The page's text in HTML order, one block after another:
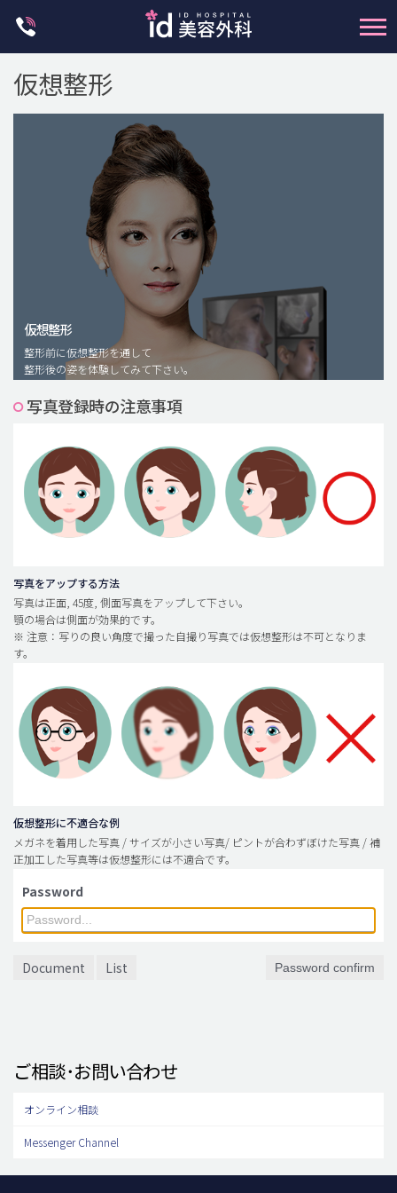
脂肪注入(アンチエイジング)
豊胸手術・バストアップ
プチ整形
メンズ整形
idリアルストーリー
idニュース
安全整形
料金一覧
ご相談のお問い合わせ
仮想整形
仮想整形
整形前に仮想整形を通して
整形後の姿を体験してみて下さい。
写真登録時の注意事項
写真をアップする方法
写真は正面, 45度, 側面写真をアップして下さい。
顎の場合は側面が効果的です。
※ 注意：写りの良い角度で撮った自撮り写真では仮想整形は不可となりま
す。
仮想整形に不適合な例
メガネを着用した写真 / サイズが小さい写真/ ピントが合わずぼけた写真 / 補
正加工した写真等は仮想整形には不適合です。
Password
Document List Password confirm
ご相談･お問い合わせ
オンライン相談
Messenger Channel